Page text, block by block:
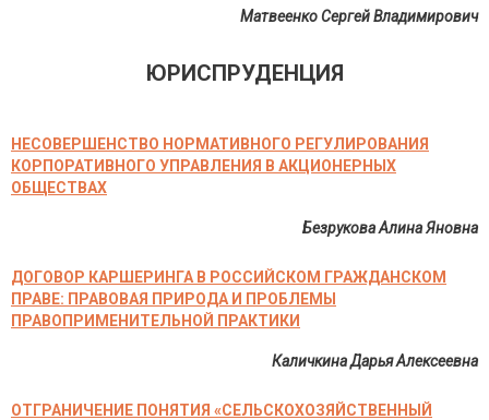
Матвеенко Сергей Владимирович
ЮРИСПРУДЕНЦИЯ
НЕСОВЕРШЕНСТВО НОРМАТИВНОГО РЕГУЛИРОВАНИЯ
КОРПОРАТИВНОГО УПРАВЛЕНИЯ В АКЦИОНЕРНЫХ
ОБЩЕСТВАХ
Безрукова Алина Яновна
ДОГОВОР КАРШЕРИНГА В РОССИЙСКОМ ГРАЖДАНСКОМ
ПРАВЕ: ПРАВОВАЯ ПРИРОДА И ПРОБЛЕМЫ
ПРАВОПРИМЕНИТЕЛЬНОЙ ПРАКТИКИ
Каличкина Дарья Алексеевна
ОТГРАНИЧЕНИЕ ПОНЯТИЯ «СЕЛЬСКОХОЗЯЙСТВЕННЫЙ